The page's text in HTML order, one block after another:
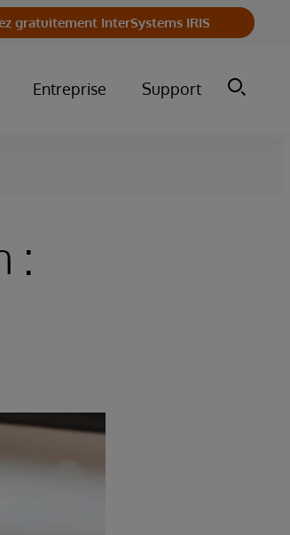
gratuitement InterSystems IRIS
Entreprise Support
: